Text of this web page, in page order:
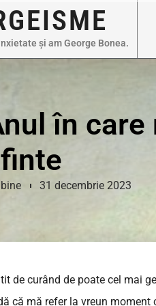
și am George Bonea.
în
31 decembrie 2023
de curând de poate cel mai
că mă refer la vreun